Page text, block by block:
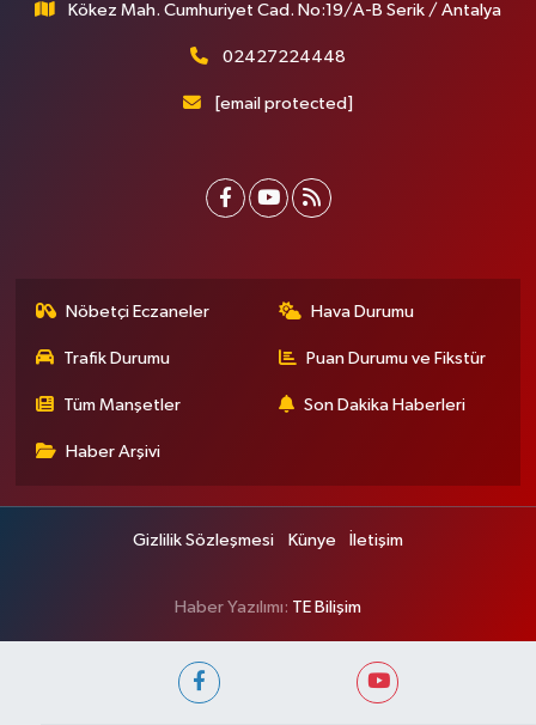
Kökez Mah. Cumhuriyet Cad. No:19/A-B Serik / Antalya
02427224448
[email protected]
Nöbetçi Eczaneler Hava Durumu
Trafik Durumu Puan Durumu ve Fikstür
Tüm Manşetler Son Dakika Haberleri
Haber Arşivi
Gizlilik Sözleşmesi Künye İletişim
Haber Yazılımı: TE Bilişim